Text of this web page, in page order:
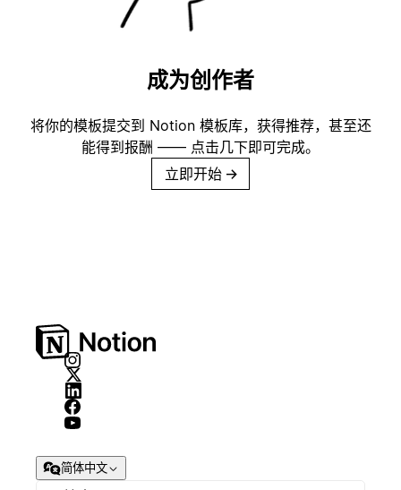
成为创作者
将你的模板提交到 Notion 模板库，获得推荐，甚至还
能得到报酬 —— 点击几下即可完成。
立即开始 →
简体中文